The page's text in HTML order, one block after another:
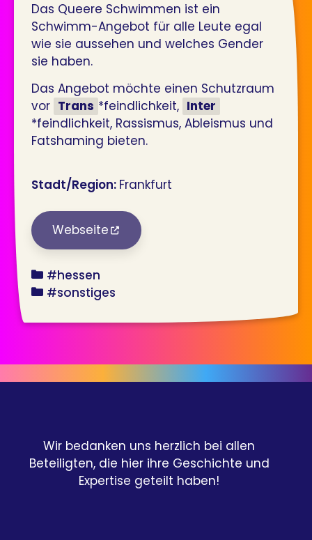
Das Queere Schwimmen ist ein
Schwimm-Angebot für alle Leute egal
wie sie aussehen und welches Gender
sie haben.
Das Angebot möchte einen Schutzraum
vor Trans *feindlichkeit, Inter
*feindlichkeit, Rassismus, Ableismus und
Fatshaming bieten.
Stadt/Region: Frankfurt
Webseite
bundesland
#hessen
angebot
#sonstiges
Wir bedanken uns herzlich bei allen
Beteiligten, die hier ihre Geschichte und
Expertise geteilt haben!